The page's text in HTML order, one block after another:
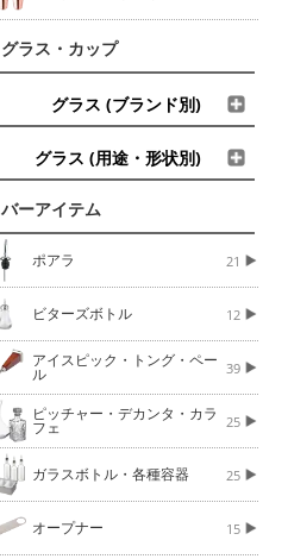
グラス・カップ
グラス (ブランド別)
グラス (用途・形状別)
バーアイテム
ポアラ 21
ビターズボトル 12
アイスピック・トング・ペー
ル 39
ピッチャー・デカンタ・カラ
フェ 25
ガラスボトル・各種容器 25
オープナー 15